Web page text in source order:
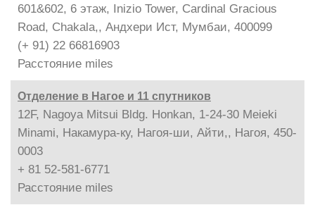
601&602, 6 этаж, Inizio Tower, Cardinal Gracious
Road, Chakala,, Андхери Ист, Мумбаи, 400099
(+ 91) 22 66816903
Расстояние miles
Отделение в Нагое и 11 спутников
12F, Nagoya Mitsui Bldg. Honkan, 1-24-30 Meieki
Minami, Накамура-ку, Нагоя-ши, Айти,, Нагоя, 450-
0003
+ 81 52-581-6771
Расстояние miles